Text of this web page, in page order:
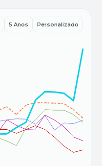
5 Anos Personalizado